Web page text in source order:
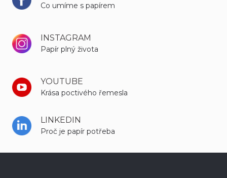
Co umíme s papírem
INSTAGRAM
Papír plný života
YOUTUBE
Krása poctivého řemesla
LINKEDIN
Proč je papír potřeba